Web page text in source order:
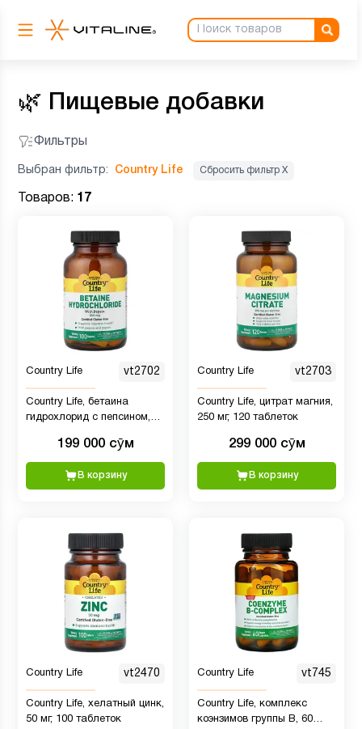
🌿 Пищевые добавки
Фильтры
Выбран фильтр: Country Life Сбросить фильтр Х
Товаров: 17
Country Life vt2702
Country Life, бетаина
гидрохлорид с пепсином,
199 000 сӯм
В корзину
Country Life vt2703
Country Life, цитрат магния,
250 мг, 120 таблеток
299 000 сӯм
В корзину
Country Life vt2470
Country Life, хелатный цинк,
50 мг, 100 таблеток
Country Life vt745
Country Life, комплекс
коэнзимов группы B, 60